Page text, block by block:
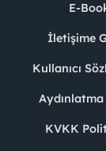
E-
İletişime
Kullanıcı
KVKK